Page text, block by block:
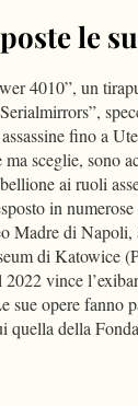
le
4010”, un
fino a
sceglie, sono
ai ruoli
in
Madre di
di Katowice
vince
sue opere fanno
quella della